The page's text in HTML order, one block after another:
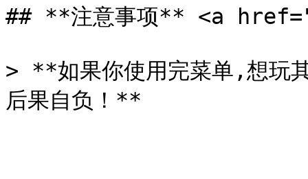
## **注意事项** <a
> **如果你使用完菜单,想玩